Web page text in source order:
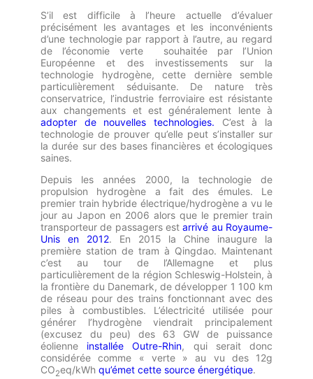
S’il est difficile à l’heure actuelle d’évaluer
précisément les avantages et les inconvénients
d’une technologie par rapport à l’autre, au regard
de l’économie verte
souhaitée par l’Union
Européenne et des investissements sur la
technologie hydrogène, cette dernière semble
particulièrement séduisante. De nature très
conservatrice, l’industrie ferroviaire est résistante
aux changements et est généralement lente à
adopter de nouvelles technologies. C’est à la
technologie de prouver qu’elle peut s’installer sur
la durée sur des bases financières et écologiques
saines.
Depuis les années 2000, la technologie de
propulsion hydrogène a fait des émules. Le
premier train hybride électrique/hydrogène a vu le
jour au Japon en 2006 alors que le premier train
transporteur de passagers estarrivé au Royaume-
Unis en 2012. En 2015 la Chine inaugure la
première station de tram à Qingdao. Maintenant
c’est au tour de l’Allemagne et plus
particulièrement de la région Schleswig-Holstein, à
la frontière du Danemark, de développer 1 100 km
de réseau pour des trains fonctionnant avec des
piles à combustibles. L’électricité utilisée pour
générer l’hydrogène viendrait principalement
(excusez du peu) des 63 GW de puissance
éolienne installée Outre-Rhin, qui serait donc
considérée comme « verte » au vu des 12g
CO2eq/kWh qu’émet cette source énergétique.